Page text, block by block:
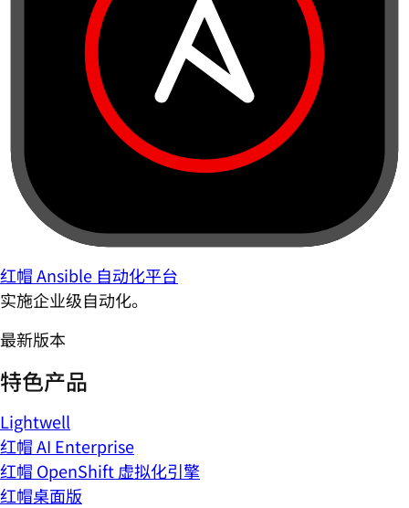
红帽 Ansible 自动化平台
实施企业级自动化。
最新版本
特色产品
Lightwell
红帽 AI Enterprise
红帽 OpenShift 虚拟化引擎
红帽桌面版